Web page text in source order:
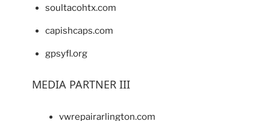
soultacohtx.com
capishcaps.com
gpsyfl.org
MEDIA PARTNER III
vwrepairarlington.com